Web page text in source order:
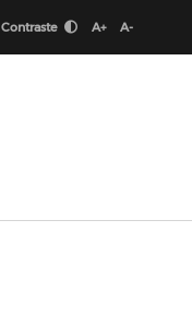
Contraste A+ A-